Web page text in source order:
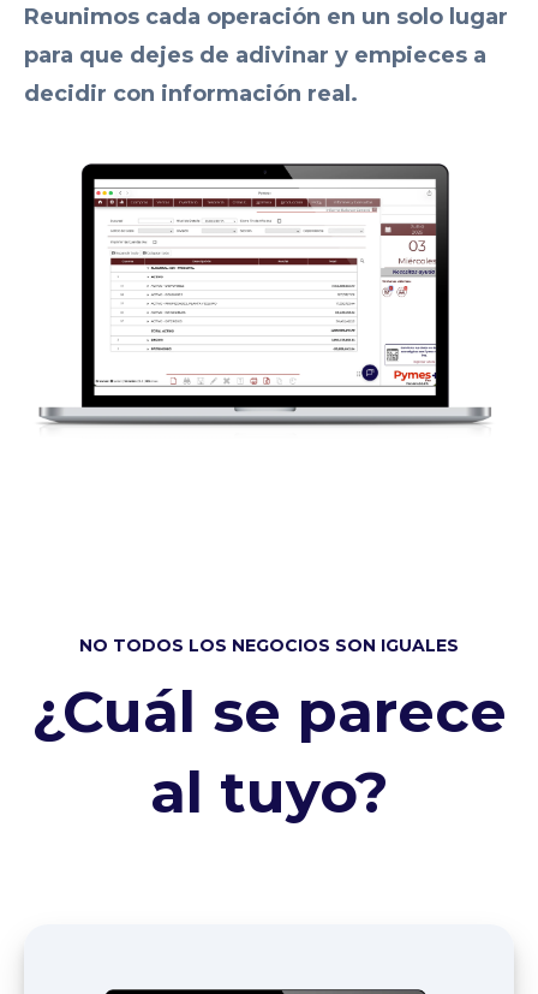
Reunimos cada operación en un solo lugar
para que dejes de adivinar y empieces a
decidir con información real.
NO TODOS LOS NEGOCIOS SON IGUALES
¿Cuál se parece
al tuyo?